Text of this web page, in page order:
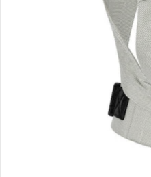
Retoure & Reklamation
Gutscheine & Aktionen